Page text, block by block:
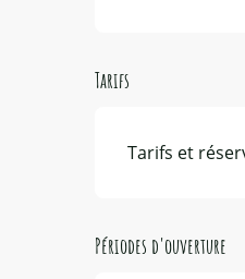
Tarifs
Tarifs et
Périodes d'ouverture